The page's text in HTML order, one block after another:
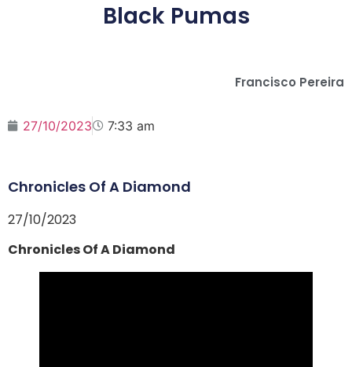
Black Pumas
Francisco Pereira
27/10/2023 7:33 am
Chronicles Of A Diamond
27/10/2023
Chronicles Of A Diamond